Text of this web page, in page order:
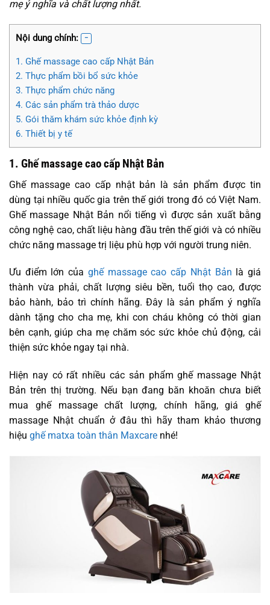
mẹ ý nghĩa và chất lượng nhất.
Nội dung chính:
1. Ghế massage cao cấp Nhật Bản
2. Thực phẩm bồi bổ sức khỏe
3. Thực phẩm chức năng
4. Các sản phẩm trà thảo dược
5. Gói thăm khám sức khỏe định kỳ
6. Thiết bị y tế
1. Ghế massage cao cấp Nhật Bản
Ghế massage cao cấp nhật bản là sản phẩm được tin
dùng tại nhiều quốc gia trên thế giới trong đó có Việt Nam.
Ghế massage Nhật Bản nổi tiếng vì được sản xuất bằng
công nghệ cao, chất liệu hàng đầu trên thế giới và có nhiều
chức năng massage trị liệu phù hợp với người trung niên.
Ưu điểm lớn của ghế massage cao cấp Nhật Bản là giá
thành vừa phải, chất lượng siêu bền, tuổi thọ cao, được
bảo hành, bảo trì chính hãng. Đây là sản phẩm ý nghĩa
dành tặng cho cha mẹ, khi con cháu không có thời gian
bên cạnh, giúp cha mẹ chăm sóc sức khỏe chủ động, cải
thiện sức khỏe ngay tại nhà.
Hiện nay có rất nhiều các sản phẩm ghế massage Nhật
Bản trên thị trường. Nếu bạn đang băn khoăn chưa biết
mua ghế massage chất lượng, chính hãng, giá ghế
massage Nhật chuẩn ở đâu thì hãy tham khảo thương
hiệu ghế matxa toàn thân Maxcare nhé!